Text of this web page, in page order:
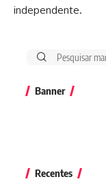
independente.
Banner
Recentes